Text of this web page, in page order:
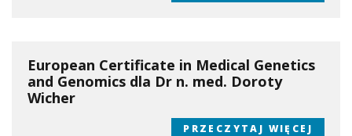
European Certificate in Medical Genetics
and Genomics dla Dr n. med. Doroty
Wicher
PRZECZYTAJ WIĘCEJ